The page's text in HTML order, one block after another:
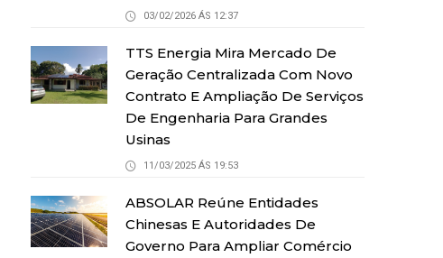
03/02/2026 ÁS 12:37
TTS Energia Mira Mercado De
Geração Centralizada Com Novo
Contrato E Ampliação De Serviços
De Engenharia Para Grandes
Usinas
11/03/2025 ÁS 19:53
ABSOLAR Reúne Entidades
Chinesas E Autoridades De
Governo Para Ampliar Comércio